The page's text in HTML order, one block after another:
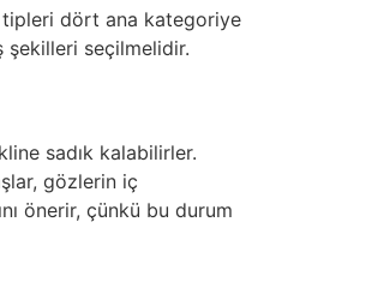
tipleri dört ana kategoriye
seçilmelidir.
sadık kalabilirler.
gözlerin iç
önerir, çünkü bu durum